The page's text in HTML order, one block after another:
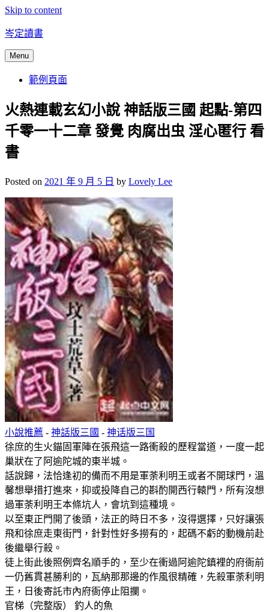
Skip to content
岑定讀書
Menu
範例頁面
火熱連載玄幻小說 神話版三國 起點-第四
千零一十二章 發覺 肉腐出虫 淫心匿行 看
書
Posted on 2021 年 9 月 5 日 by Lovely Lee
小說推薦 - 神話版三國 - 神话版三国
徐庶的生火錨固軍陣在張飛這一路衝殺的歷程當道，一度一起
巢狀在了阿逾陀城的東半城。
話說歸，法恰逢初的備而不用是軍荼利明王或者不開球門，溫
馨想舉措打進來，抑或投降自己的斟酌開西行轅門，所有沒想
過軍荼利明王本條坑人，會坑到這種境。
以至東正門開了後頭，法正的時日不多，沒得選擇，只好讓張
飛和徐庶走東街門，針對性好多撈有的，起碼不虧的動機前赴
後繼舉行殺。
徒上街此後照例齊名順手的，至少在衝過阿逾陀鎮裡的府衙前
一仍舊貫甚勝利的，瓦納那那邊的作風很精確，先殺軍荼利明
王，日後寄託市內府衙停止阻攔。
官梯（完整版） 釣人的魚